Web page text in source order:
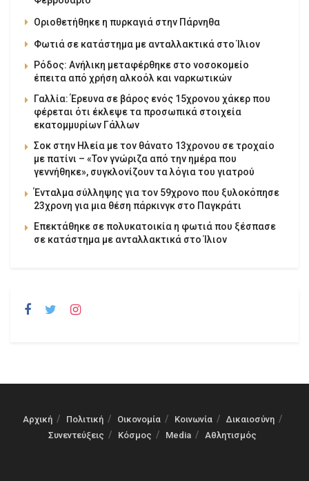
Οριοθετήθηκε η πυρκαγιά στην Πάρνηθα
Φωτιά σε κατάστημα με ανταλλακτικά στο Ίλιον
Ρόδος: Ανήλικη μεταφέρθηκε στο νοσοκομείο
έπειτα από χρήση αλκοόλ και ναρκωτικών
Γαλλία: Έρευνα σε βάρος ενός 15χρονου χάκερ που
φέρεται ότι έκλεψε τα προσωπικά στοιχεία
εκατομμυρίων Γάλλων
Σοκ στην Ηλεία με τον θάνατο 13χρονου σε τροχαίο
με πατίνι – «Τον γνώριζα από την ημέρα που
γεννήθηκε», συγκλονίζουν τα λόγια του γιατρού
Ένταλμα σύλληψης για τον 59χρονο που ξυλοκόπησε
23χρονη για μια θέση πάρκινγκ στο Παγκράτι
Επεκτάθηκε σε πολυκατοικία η φωτιά που ξέσπασε
σε κατάστημα με ανταλλακτικά στο Ίλιον
Αρχική Πολιτική Οικονομία Κοινωνία
Δικαιοσύνη
Συνεντεύξεις
Κόσμος Media Αθλητισμός